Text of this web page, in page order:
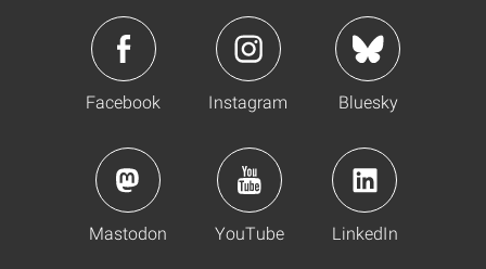
Facebook Instagram Bluesky
Mastodon YouTube LinkedIn